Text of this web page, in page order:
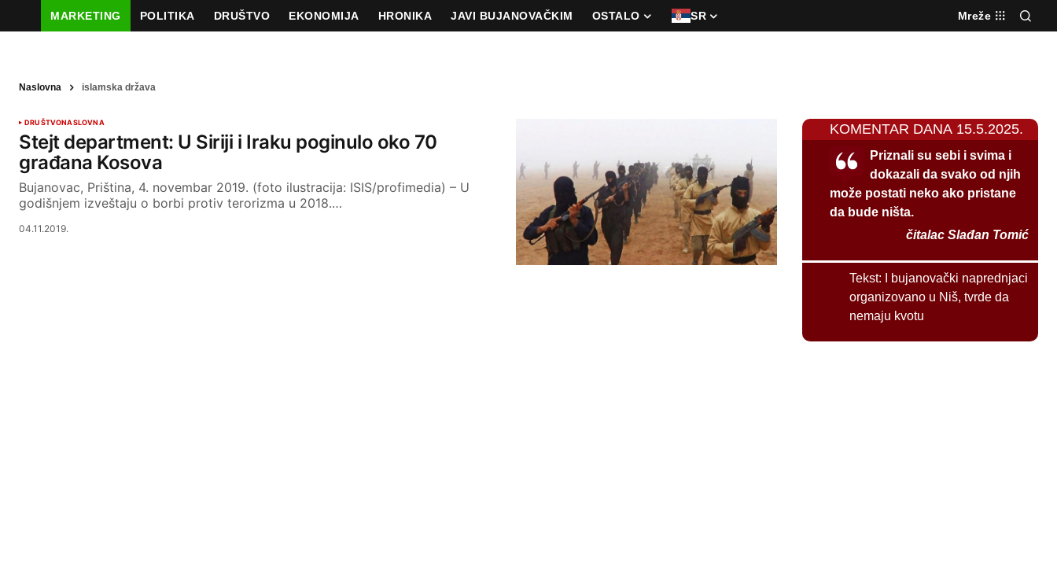
MARKETING POLITIKA DRUŠTVO EKONOMIJA HRONIKA JAVI BUJANOVAČKIM OSTALO SR Mreže
Naslovna islamska država
DRUŠTVONASLOVNA
Stejt department: U Siriji i Iraku poginulo oko 70
građana Kosova
Bujanovac, Priština, 4. novembar 2019. (foto ilustracija: ISIS/profimedia) – U
godišnjem izveštaju o borbi protiv terorizma u 2018.…
04.11.2019.
KOMENTAR DANA 15.5.2025.
Priznali su sebi i svima i
dokazali da svako od njih
može postati neko ako pristane
da bude ništa.
čitalac Slađan Tomić
Tekst:
I bujanovački naprednjaci
organizovano u Niš, tvrde da
nemaju kvotu